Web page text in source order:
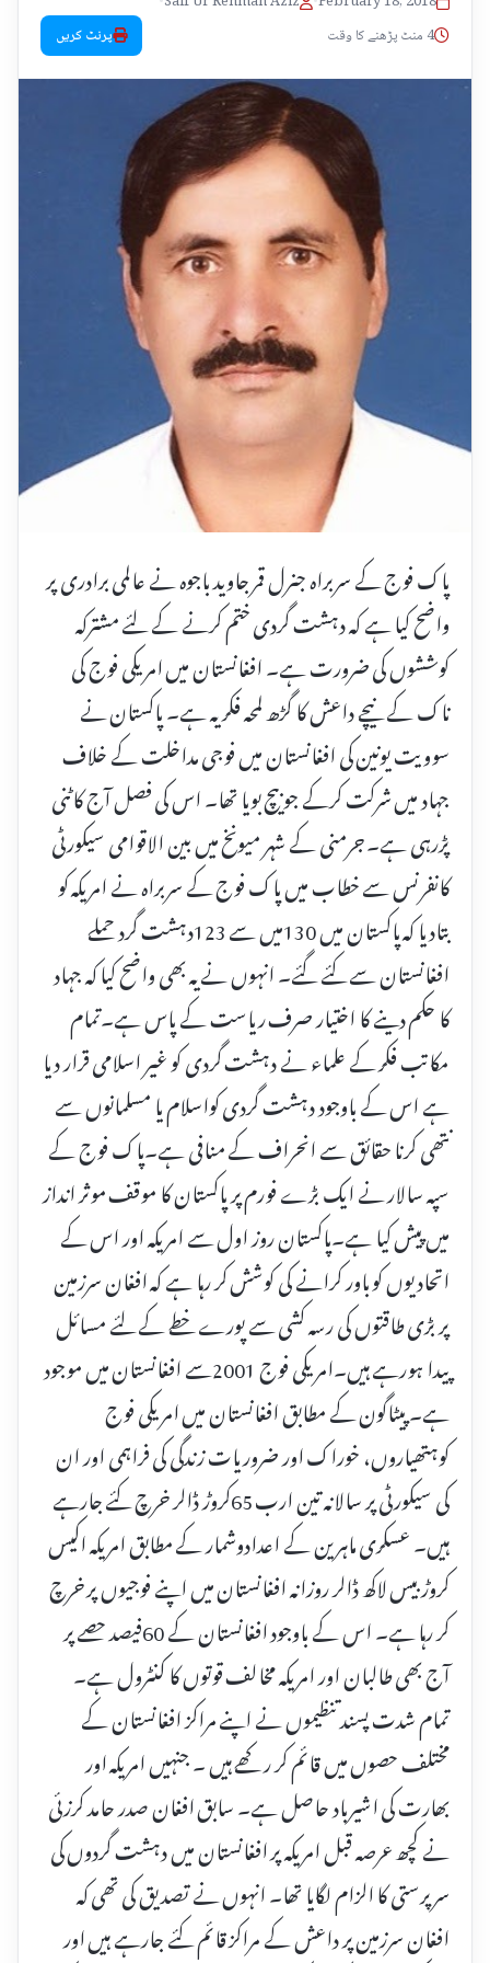
4 منٹ پڑھنے کا وقت
پرنٹ کریں
پاک فوج کے سربراہ جنرل قمر جاوید باجوہ نے عالمی برادری پر
واضح کیا ہے کہ دہشت گردی ختم کرنے کے لئے مشترکہ
کوششوں کی ضرورت ہے۔ افغانستان میں امریکی فوج کی
ناک کے نیچے داعش کا گڑھ لمحہ فکریہ ہے۔ پاکستان نے
سوویت یونین کی افغانستان میں فوجی مداخلت کے خلاف
جہاد میں شرکت کرکے جو بیچ بویا تھا۔ اس کی فصل آج کاٹنی
پڑرہی ہے۔ جرمنی کے شہر میونخ میں بین الاقوامی سیکورٹی
کانفرنس سے خطاب میں پاک فوج کے سربراہ نے امریکہ کو
بتادیا کہ پاکستان میں 130میں سے 123دہشت گرد حملے
افغانستان سے کئے گئے۔ انہوں نے یہ بھی واضح کیا کہ جہاد
کا حکم دینے کا اختیار صرف ریاست کے پاس ہے۔تمام
مکاتب فکر کے علماء نے دہشت گردی کو غیر اسلامی قرار دیا
ہے اس کے باوجود دہشت گردی کواسلام یا مسلمانوں سے
نتھی کرنا حقائق سے انحراف کے منافی ہے۔پاک فوج کے
سپہ سالار نے ایک بڑے فورم پر پاکستان کا موقف موثر انداز
میں پیش کیا ہے۔پاکستان روز اول سے امریکہ اور اس کے
اتحادیوں کو باور کرانے کی کوشش کر رہا ہے کہ افغان سرزمین
پر بڑی طاقتوں کی رسہ کشی سے پورے خطے کے لئے مسائل
پیدا ہورہے ہیں۔امریکی فوج 2001سے افغانستان میں موجود
ہے۔ پیٹاگون کے مطابق افغانستان میں امریکی فوج
کوہتھیاروں، خوراک اور ضروریات زندگی کی فراہمی اور ان
کی سیکورٹی پر سالانہ تین ارب 65کروڑ ڈالر خرچ کئے جارہے
ہیں۔ عسکری ماہرین کے اعدادوشمار کے مطابق امریکہ اکیس
کروڑ بیس لاکھ ڈالر روزانہ افغانستان میں اپنے فوجیوں پر خرچ
کر رہا ہے۔ اس کے باوجود افغانستان کے 60فیصد حصے پر
آج بھی طالبان اور امریکہ مخالف قوتوں کا کنٹرول ہے۔
تمام شدت پسند تنظیموں نے اپنے مراکز افغانستان کے
مختلف حصوں میں قائم کر رکھے ہیں ۔ جنہیں امریکہ اور
بھارت کی اشیرباد حاصل ہے۔ سابق افغان صدر حامد کرزئی
نے کچھ عرصہ قبل امریکہ پر افغانستان میں دہشت گردوں کی
سرپرستی کا الزام لگایا تھا۔ انہوں نے تصدیق کی تھی کہ
افغان سرزمین پر داعش کے مراکز قائم کئے جارہے ہیں اور